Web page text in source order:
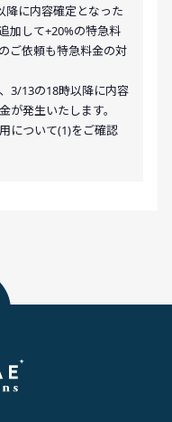
降に内容確定となった
加して+20%の特急料
ご依頼も特急料金の対
3/13の18時以降に内容
が発生いたします。
について(1)をご確認